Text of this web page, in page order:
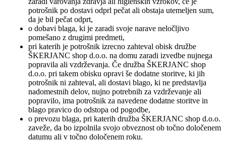
potrošnik po dostavi odprl pečat ali obstaja utemeljen sum,
da je bil pečat odprt,
o dobavi blaga, ki je zaradi svoje narave neločljivo
pomešano z drugimi predmeti,
pri katerih je potrošnik izrecno zahteval obisk družbe
ŠKERJANC shop d.o.o. na domu zaradi izvedbe nujnega
popravila ali vzdrževanja. Če družba ŠKERJANC shop
d.o.o. pri takem obisku opravi še dodatne storitve, ki jih
potrošnik ni zahteval, ali dostavi blago, ki ne predstavlja
nadomestnih delov, nujno potrebnih za vzdrževanje ali
popravilo, ima potrošnik za navedene dodatne storitve in
blago pravico do odstopa od pogodbe,
o prevozu blaga, pri katerih družba ŠKERJANC shop d.o.o.
zaveže, da bo izpolnila svojo obveznost ob točno določenem
datumu ali v točno določenem roku.